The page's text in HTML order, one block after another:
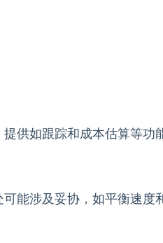
供如跟踪和成本估算等功
能涉及妥协，如平衡速